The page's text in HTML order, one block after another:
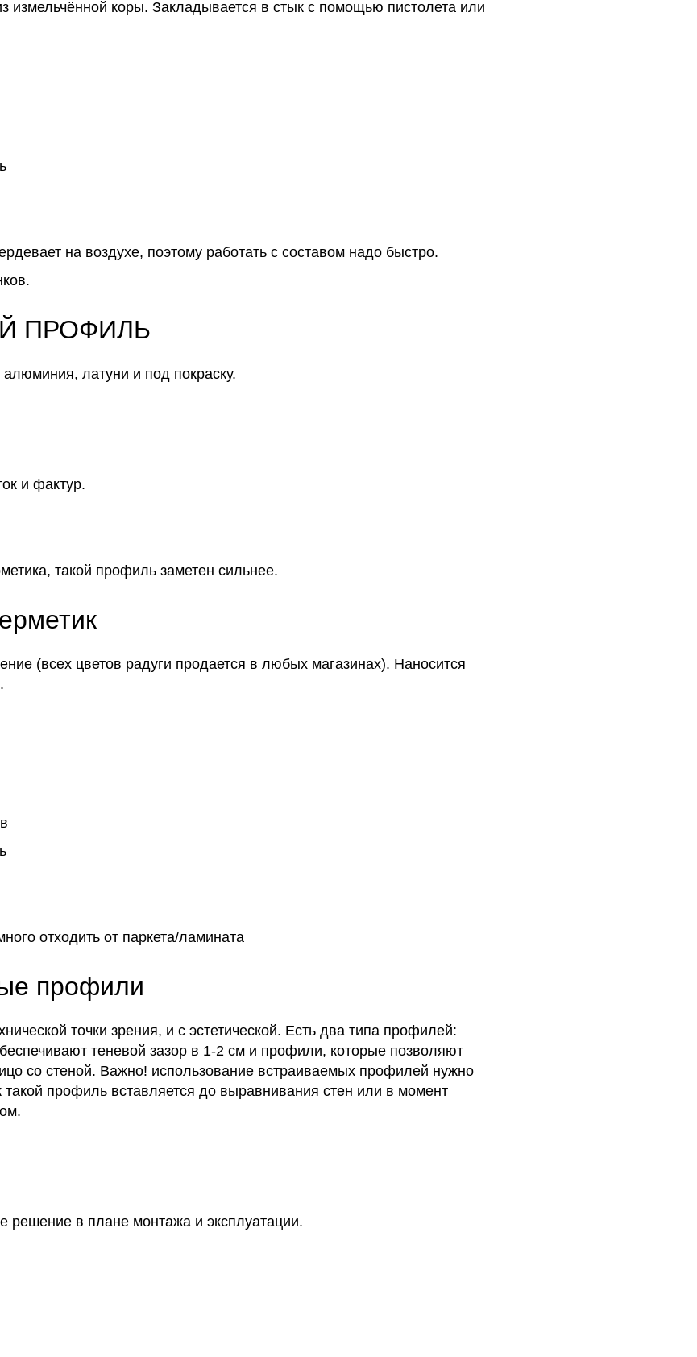
измельчённой коры. Закладывается в стык с помощью пистолета или
на воздухе, поэтому работать с составом надо быстро.
ПРОФИЛЬ
латуни и под покраску.
и фактур.
такой профиль заметен сильнее.
(всех цветов радуги продается в любых магазинах). Наносится
отходить от паркета/ламината
профили
точки зрения, и с эстетической. Есть два типа профилей:
теневой зазор в 1-2 см и профили, которые позволяют
со стеной. Важно! использование встраиваемых профилей нужно
такой профиль вставляется до выравнивания стен или в момент
решение в плане монтажа и эксплуатации.